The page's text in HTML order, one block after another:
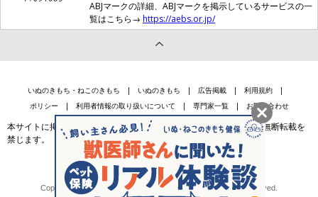
ABJマークの詳細、ABJマークを掲示しているサービスの一
覧はこちら→ https://aebs.or.jp/
いぬのきもち・ねこのきもち いぬのきもち 広告掲載
利用規約
ポリシー
利用者情報の取り扱いについて 専門家一覧 お問い合わせ
本サイトに掲載されている記事・写真・イラスト等のコンテンツの無断転載を
禁じます。
会社案内 個人情報保護法に基づく公表事項等
Copyright © Benesse Style Care Group Co.,Ltd. All Rights Reserved.